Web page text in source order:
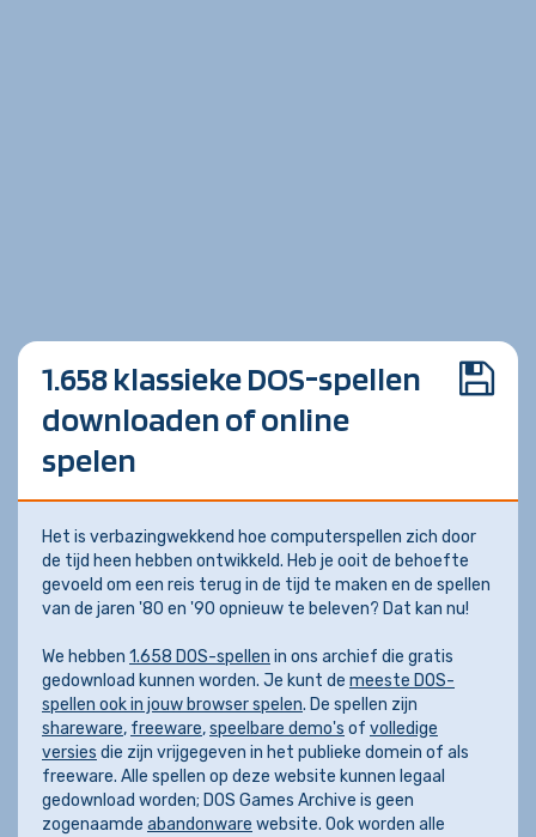
1.658 klassieke DOS-spellen
downloaden of online
spelen
Het is verbazingwekkend hoe computerspellen zich door
de tijd heen hebben ontwikkeld. Heb je ooit de behoefte
gevoeld om een reis terug in de tijd te maken en de spellen
van de jaren '80 en '90 opnieuw te beleven? Dat kan nu!
We hebben 1.658 DOS-spellen in ons archief die gratis
gedownload kunnen worden. Je kunt de meeste DOS-
spellen ook in jouw browser spelen. De spellen zijn
shareware, freeware,speelbare demo's of volledige
versies die zijn vrijgegeven in het publieke domein of als
freeware. Alle spellen op deze website kunnen legaal
gedownload worden; DOS Games Archive is geen
zogenaamde abandonware website. Ook worden alle